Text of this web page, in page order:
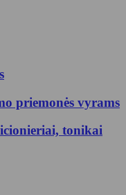
priemonės vyrams
tonikai